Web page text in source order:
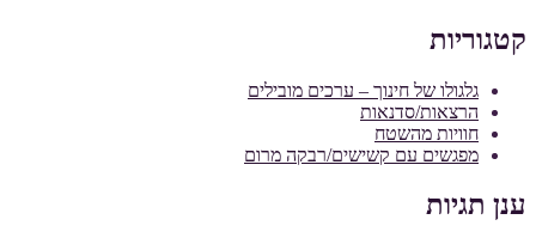
קטגוריות
גלגולו של חינוך – ערכים מובילים
הרצאות/סדנאות
חוויות מהשטח
מפגשים עם קשישים/רבקה מרום
ענן תגיות